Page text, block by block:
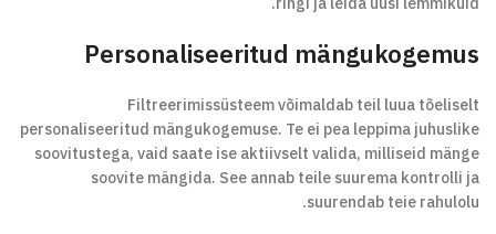
Personaliseeritud mängukogemus
Filtreerimissüsteem võimaldab teil luua tõeliselt
personaliseeritud mängukogemuse. Te ei pea leppima juhuslike
soovitustega, vaid saate ise aktiivselt valida, milliseid mänge
soovite mängida. See annab teile suurema kontrolli ja
suurendab teie rahulolu.